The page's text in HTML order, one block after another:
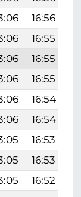
16:56
16:55
16:55
16:55
16:54
16:54
16:53
16:53
16:52